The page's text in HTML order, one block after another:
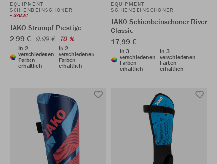
EQUIPMENT
SCHIENBEINSCHONER
SALE!
JAKO Strumpf Prestige
2,99 € 9,99 € 70 %
In 2
verschiedenen
Farben
erhältlich
In 2
verschiedenen
Farben
erhältlich
EQUIPMENT
SCHIENBEINSCHONER
JAKO Schienbeinschoner River
Classic
17,99 €
In 3
verschiedenen
Farben
erhältlich
In 3
verschiedenen
Farben
erhältlich